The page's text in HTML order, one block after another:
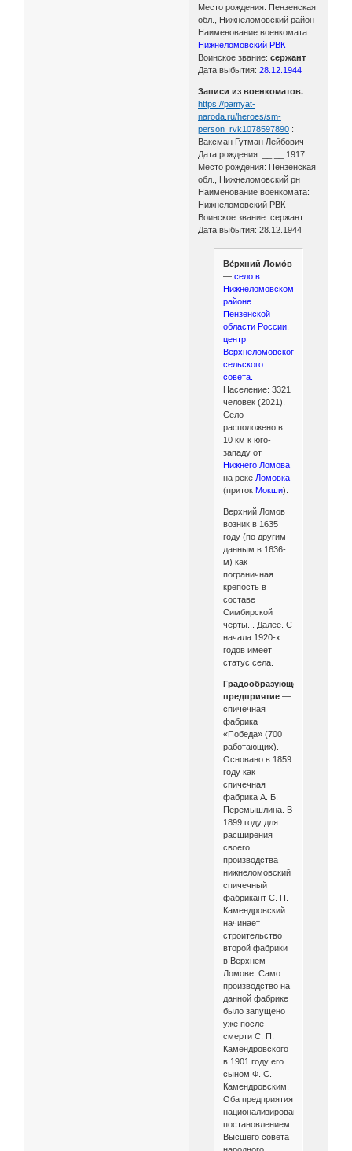
Место рождения: Пензенская
обл., Нижнеломовский район
Наименование военкомата:
Нижнеломовский РВК
Воинское звание:сержант
Дата выбытия:28.12.1944
Записи из военкоматов.
https://pamyat-
naroda.ru/heroes/sm-
person_rvk1078597890 :
Ваксман Гутман Лейбович
Дата рождения: __.__.1917
Место рождения: Пензенская
обл., Нижнеломовский рн
Наименование военкомата:
Нижнеломовский РВК
Воинское звание: сержант
Дата выбытия: 28.12.1944
Ве́рхний Ломо́в
— село в
Нижнеломовском
районе
Пензенской
области России,
центр
Верхнеломовского
сельского
совета.
Население: 3321
человек (2021).
Село
расположено в
10 км к юго-
западу от
Нижнего Ломова
на реке Ломовка
(приток Мокши).
Верхний Ломов
возник в 1635
году (по другим
данным в 1636-
м) как
пограничная
крепость в
составе
Симбирской
черты... Далее. С
начала 1920-х
годов имеет
статус села.
Градообразующее
предприятие —
спичечная
фабрика
«Победа»(700
работающих).
Основано в 1859
году как
спичечная
фабрика А. Б.
Перемышлина. В
1899 году для
расширения
своего
производства
нижнеломовский
спичечный
фабрикант С. П.
Камендровский
начинает
строительство
второй фабрики
в Верхнем
Ломове. Само
производство на
данной фабрике
было запущено
уже после
смерти С. П.
Камендровского
в 1901 году его
сыном Ф. С.
Камендровским.
Оба предприятия
национализированы
постановлением
Высшего совета